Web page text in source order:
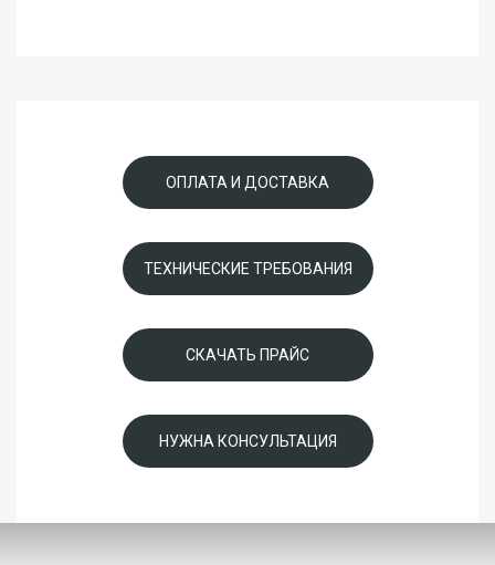
ОПЛАТА И ДОСТАВКА
ТЕХНИЧЕСКИЕ ТРЕБОВАНИЯ
СКАЧАТЬ ПРАЙС
НУЖНА КОНСУЛЬТАЦИЯ